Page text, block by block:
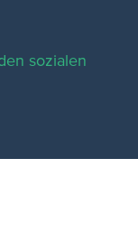
sozialen